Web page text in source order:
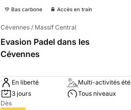
💚 Bas carbone 🚆 Accès en train
Cévennes / Massif Central
Evasion Padel dans les
Cévennes
En liberté
3 jours
Multi-activités été
Tous niveaux
Dès